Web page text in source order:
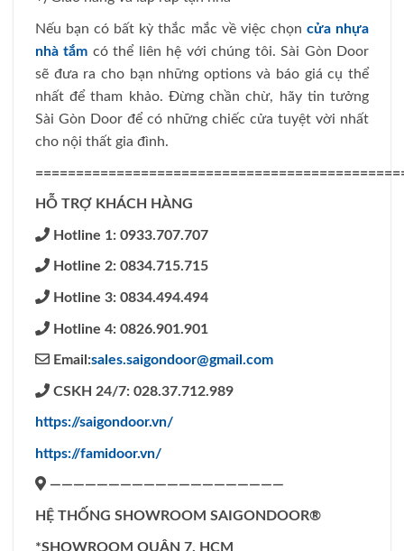
Nếu bạn có bất kỳ thắc mắc về việc chọn cửa nhựa
nhà tắm có thể liên hệ với chúng tôi. Sài Gòn Door
sẽ đưa ra cho bạn những options và báo giá cụ thể
nhất để tham khảo. Đừng chần chừ, hãy tin tưởng
Sài Gòn Door để có những chiếc cửa tuyệt vời nhất
cho nội thất gia đình.
HỖ TRỢ KHÁCH HÀNG
Hotline 1: 0933.707.707
Hotline 2: 0834.715.715
Hotline 3: 0834.494.494
Hotline 4: 0826.901.901
Email:sales.saigondoor@gmail.com
CSKH 24/7: 028.37.712.989
https://saigondoor.vn/
https://famidoor.vn/
————————————————————
HỆ THỐNG SHOWROOM SAIGONDOOR®
*SHOWROOM QUẬN 7, HCM